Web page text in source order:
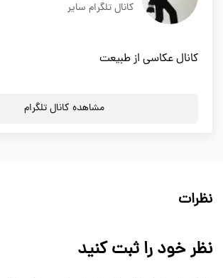
کانال تلگرام سایر
کانال عکاسی از طبیعت
مشاهده کانال تلگرام
نظرات
نظر خود را ثبت کنید